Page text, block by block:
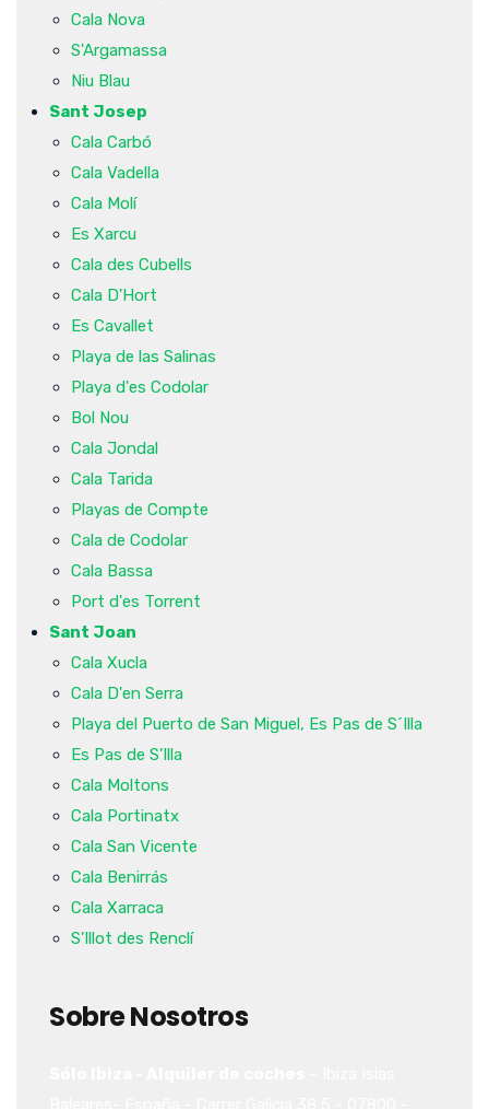
Cala Nova
S'Argamassa
Niu Blau
Sant Josep
Cala Carbó
Cala Vadella
Cala Molí
Es Xarcu
Cala des Cubells
Cala D'Hort
Es Cavallet
Playa de las Salinas
Playa d'es Codolar
Bol Nou
Cala Jondal
Cala Tarida
Playas de Compte
Cala de Codolar
Cala Bassa
Port d'es Torrent
Sant Joan
Cala Xucla
Cala D'en Serra
Playa del Puerto de San Miguel, Es Pas de S´Illa
Es Pas de S'Illa
Cala Moltons
Cala Portinatx
Cala San Vicente
Cala Benirrás
Cala Xarraca
S'Illot des Renclí
Sobre Nosotros